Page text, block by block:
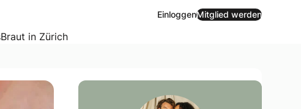
EinloggenMitglied werden
Braut in Zürich